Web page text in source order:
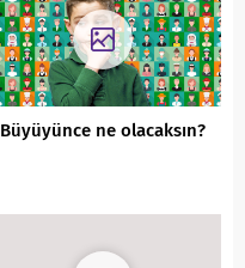
Büyüyünce ne olacaksın?